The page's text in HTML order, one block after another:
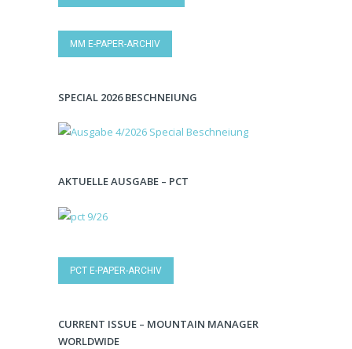
MM E-PAPER-ARCHIV
SPECIAL 2026 BESCHNEIUNG
AKTUELLE AUSGABE – PCT
PCT E-PAPER-ARCHIV
CURRENT ISSUE – MOUNTAIN MANAGER
WORLDWIDE